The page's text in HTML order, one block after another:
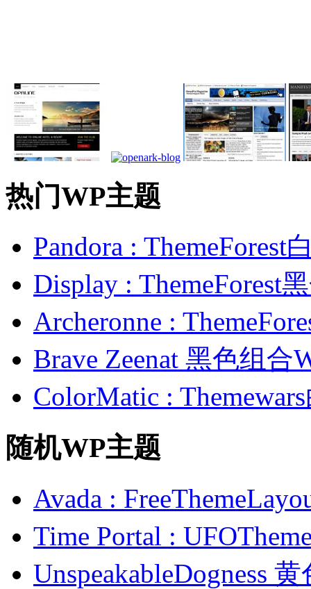
热门WP主题
Pandora : ThemeForest
Display : ThemeForest
Archeronne :
Brave Zeenat 黑色组合
ColorMatic :
随机WP主题
Avada :
Time Portal :
UnspeakableDogness